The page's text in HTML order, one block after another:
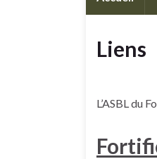
Liens
L’ASBL du